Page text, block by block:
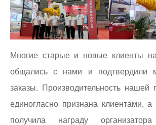
Многие старые и новые клиенты
общались с нами и подтвердили
заказы. Производительность нашей
единогласно признана клиентами,
получила награду